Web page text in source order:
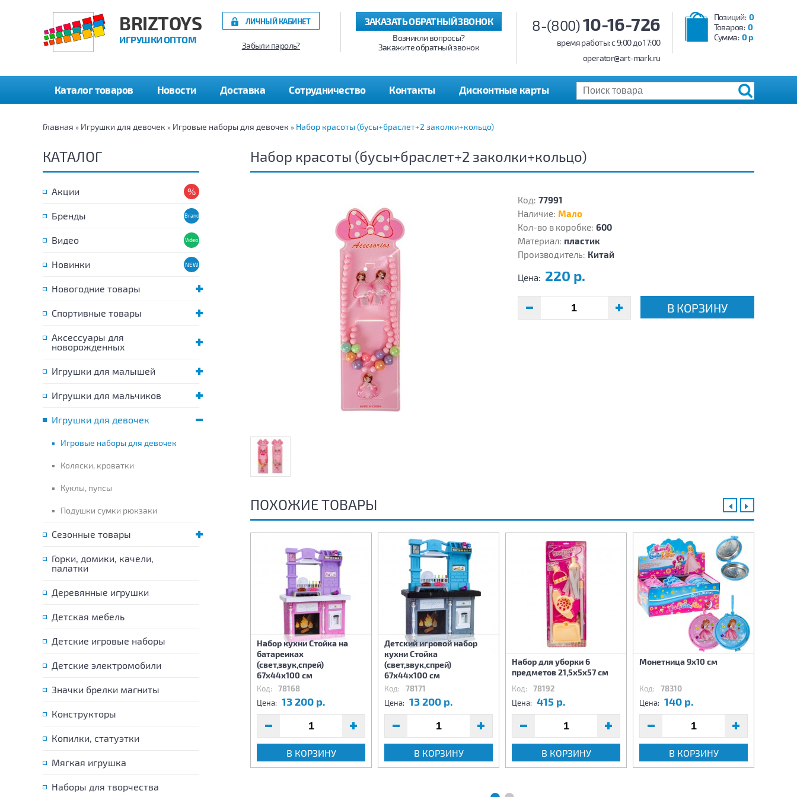
BRIZTOYS
ИГРУШКИ ОПТОМ
Позиций: 0
Товаров: 0
Сумма: 0 р.
8-(800)10-16-726
время работы: c 9:00 до 17:00
operator@art-mark.ru
ЗАКАЗАТЬ ОБРАТНЫЙ ЗВОНОК
Возникли вопросы?
Закажите обратный звонок
ЛИЧНЫЙ КАБИНЕТ
Забыли пароль?
Каталог товаров Новости Доставка Сотрудничество Контакты Дисконтные карты
Главная » Игрушки для девочек » Игровые наборы для девочек » Набор красоты (бусы+браслет+2 заколки+кольцо)
КАТАЛОГ
Акции
Бренды
Видео
Новинки
Новогодние товары
Спортивные товары
Аксессуары для
новорожденных
Игрушки для малышей
Игрушки для мальчиков
Игрушки для девочек
Игровые наборы для девочек
Коляски, кроватки
Куклы, пупсы
Подушки сумки рюкзаки
Сезонные товары
Горки, домики, качели,
палатки
Деревянные игрушки
Детская мебель
Детские игровые наборы
Детские электромобили
Значки брелки магниты
Конструкторы
Копилки, статуэтки
Мягкая игрушка
Наборы для творчества
Набор красоты (бусы+браслет+2 заколки+кольцо)
Код: 77991
Наличие: Мало
Кол-во в коробке: 600
Материал: пластик
Производитель: Китай
Цена: 220 р.
В КОРЗИНУ
ПОХОЖИЕ ТОВАРЫ
Набор кухни 15 предметов
78360
бытовой техники 45х31х7,5
Код: 78464
Набор кухни Стойка на
батареиках
(свет,звук,спрей)
67х44х100 см
Код: 78168
Цена: 13 200 р.
В КОРЗИНУ
Детский игровой набор
кухни Стойка
(свет,звук,спрей)
67х44х100 см
Код: 78171
Цена: 13 200 р.
В КОРЗИНУ
Набор для уборки 6
предметов 21,5х5х57 см
Код: 78192
Цена: 415 р.
В КОРЗИНУ
Монетница 9х10 см
Код: 78310
Цена: 140 р.
В КОРЗИНУ